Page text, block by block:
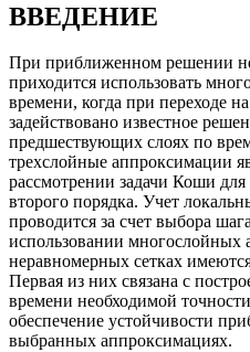
ВВЕДЕНИЕ
При приближенном решении
приходится использовать
времени, когда при переходе
задействовано известное
предшествующих слоях по
трехслойные аппроксимации
рассмотрении задачи Коши
второго порядка. Учет
проводится за счет выбора
использовании многослойных
неравномерных сетках
Первая из них связана с
времени необходимой
обеспечение устойчивости
выбранных аппроксимациях.